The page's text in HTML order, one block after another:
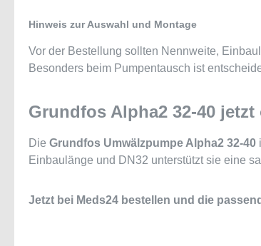
Hinweis zur Auswahl und Montage
Vor der Bestellung sollten Nennweite,
Besonders beim Pumpentausch ist
Grundfos Alpha2 32-40
Die Grundfos Umwälzpumpe Alpha2 32-40
Einbaulänge und DN32 unterstützt sie eine
Jetzt bei Meds24 bestellen und die